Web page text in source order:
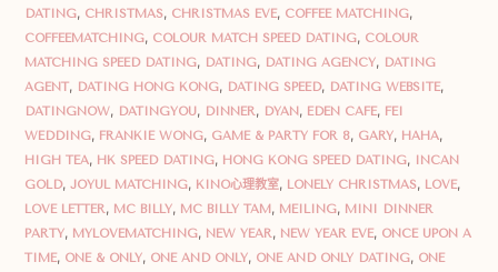
DATING, CHRISTMAS, CHRISTMAS EVE, COFFEE MATCHING,
COFFEEMATCHING, COLOUR MATCH SPEED DATING, COLOUR
MATCHING SPEED DATING, DATING, DATING AGENCY, DATING
AGENT, DATING HONG KONG, DATING SPEED, DATING WEBSITE,
DATINGNOW, DATINGYOU, DINNER, DYAN, EDEN CAFE, FEI
WEDDING, FRANKIE WONG, GAME & PARTY FOR 8, GARY, HAHA,
HIGH TEA, HK SPEED DATING, HONG KONG SPEED DATING, INCAN
GOLD, JOYUL MATCHING, KINO心理教室, LONELY CHRISTMAS, LOVE,
LOVE LETTER, MC BILLY, MC BILLY TAM, MEILING, MINI DINNER
PARTY, MYLOVEMATCHING, NEW YEAR, NEW YEAR EVE, ONCE UPON A
TIME, ONE & ONLY, ONE AND ONLY, ONE AND ONLY DATING, ONE